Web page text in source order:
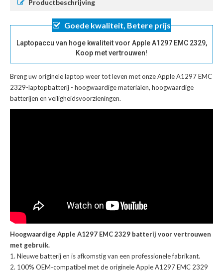
Productbeschrijving
Goede kwaliteit, Betere prijs
Laptopaccu van hoge kwaliteit voor Apple A1297 EMC 2329,
Koop met vertrouwen!
Breng uw originele laptop weer tot leven met onzeApple A1297 EMC
2329-laptopbatterij - hoogwaardige materialen, hoogwaardige
batterijen en veiligheidsvoorzieningen.
Hoogwaardige Apple A1297 EMC 2329 batterij voor vertrouwen
met gebruik.
Nieuwe batterij en is afkomstig van een professionele fabrikant.
100% OEM-compatibel met deoriginele Apple A1297 EMC 2329